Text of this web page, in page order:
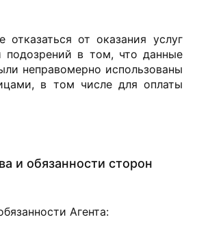
отказаться от оказания услуг
подозрений в том, что данные
неправомерно использованы
в том числе для оплаты
и обязанности сторон
Агента: